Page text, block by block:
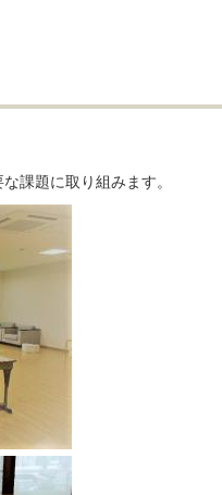
課題に取り組みます。